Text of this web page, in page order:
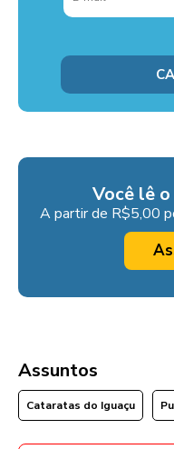
Você lê
A partir de R$5,00
Assuntos
Cataratas do Iguaçu